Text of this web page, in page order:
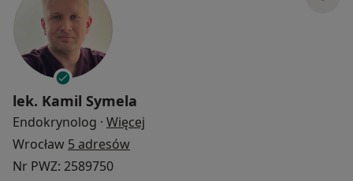
lek. Kamil Symela
Endokrynolog · Więcej
Wrocław 5 adresów
Nr PWZ: 2589750